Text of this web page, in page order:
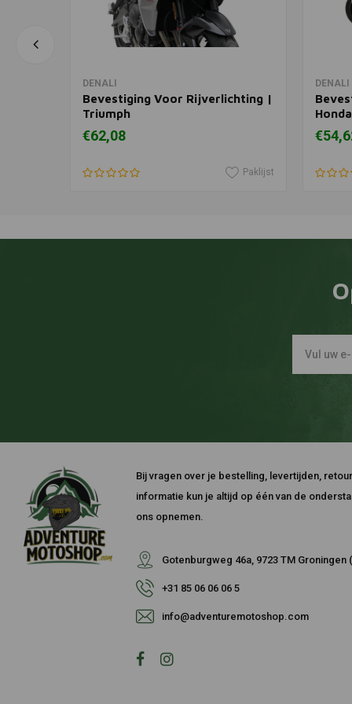
DENALI
Bevestiging Voor Rijverlichting |
Triumph
€62,08
Paklijst
DENALI
Honda
Bij vragen over je bestelling, levertijden,
informatie kun je altijd op één van de
ons opnemen.
Gotenburgweg 46a, 9723 TM Groningen
+31 85 06 06 06 5
info@adventuremotoshop.com